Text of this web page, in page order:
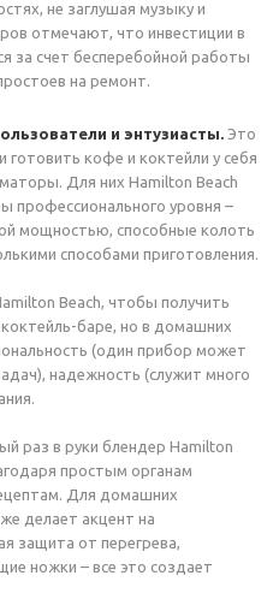
не заглушая музыку и
отмечают, что инвестиции в
за счет бесперебойной работы
на ремонт.
и энтузиасты. Это
кофе и коктейли у себя
Для них Hamilton Beach
профессионального уровня –
мощностью, способные колоть
способами приготовления.
Beach, чтобы получить
баре, но в домашних
(один прибор может
надежность (служит много
раз в руки блендер Hamilton
простым органам
Для домашних
делает акцент на
защита от перегрева,
ножки – все это создает